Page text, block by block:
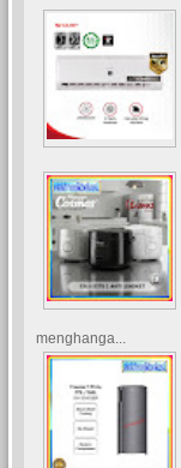
menghanga...